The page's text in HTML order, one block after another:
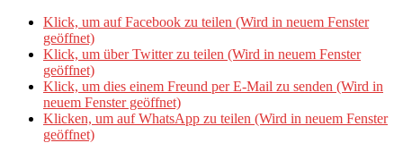
Klick, um auf Facebook zu teilen (Wird in neuem Fenster
geöffnet)
Klick, um über Twitter zu teilen (Wird in neuem Fenster
geöffnet)
Klick, um dies einem Freund per E-Mail zu senden (Wird in
neuem Fenster geöffnet)
Klicken, um auf WhatsApp zu teilen (Wird in neuem Fenster
geöffnet)